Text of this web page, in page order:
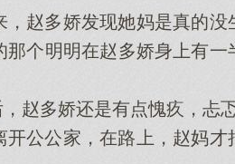
多娇发现她妈是真的没
个明明在赵多娇身上有
多娇还是有点愧疚，忐
公家，在路上，赵妈才